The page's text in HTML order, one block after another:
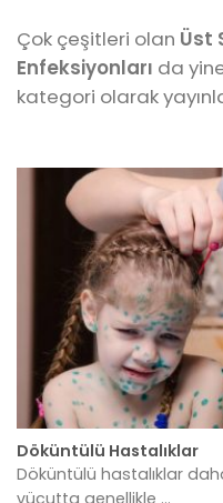
Çok çeşitleri olan Üst
Enfeksiyonları da
kategori olarak
Döküntülü Hastalıklar
Döküntülü hastalıklar